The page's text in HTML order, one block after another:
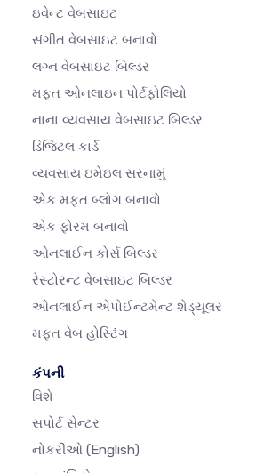
ઇવેન્ટ વેબસાઇટ
સંગીત વેબસાઇટ બનાવો
લગ્ન વેબસાઇટ બિલ્ડર
મફત ઓનલાઇન પોર્ટફોલિયો
નાના વ્યવસાય વેબસાઇટ બિલ્ડર
ડિજિટલ કાર્ડ
વ્યવસાય ઇમેઇલ સરનામું
એક મફત બ્લોગ બનાવો
એક ફોરમ બનાવો
ઓનલાઈન કોર્સ બિલ્ડર
રેસ્ટોરન્ટ વેબસાઇટ બિલ્ડર
ઓનલાઈન એપોઈન્ટમેન્ટ શેડ્યૂલર
મફત વેબ હોસ્ટિંગ
કંપની
વિશે
સપોર્ટ સેન્ટર
નોકરીઓ (English)